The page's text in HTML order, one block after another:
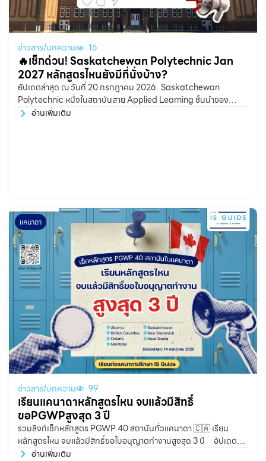
ข่าวสาร/บทความ 16
🔥เช็กด่วน! Saskatchewan Polytechnic Jan
2027 หลักสูตรไหนยังมีที่นั่งบ้าง?
อัปเดตล่าสุด ณ วันที่ 20 กรกฎาคม 2026 Saskatchewan
Polytechnic หนึ่งในสถาบันสาย Applied Learning ชั้นนำของ
แคนาดา ที่เน้นการเรียนแบบลงมือปฏิบัติจริง (Hands-on
อ่านเพิ่มเติม
แคนาดา
ข่าวสาร/บทความ 99
เรียนแคนาดาหลักสูตรไหน จบแล้วมีสิทธิ์
ขอPGWPสูงสุด 3 ปี
รวมลิงก์เช็กหลักสูตร PGWP 40 สถาบันทั่วแคนาดา 🇨🇦 เรียน
หลักสูตรไหน จบแล้วมีสิทธิ์ขอใบอนุญาตทำงานสูงสุด 3 ปี อัปเดต
ล่าสุด: 14 กรกฎาคม 2026
อ่านเพิ่มเติม